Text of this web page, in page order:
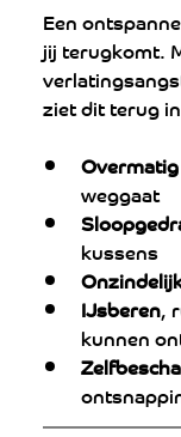
Een
jij terugkomt.
ziet dit terug
weggaat
kussens
IJsberen,
kunnen